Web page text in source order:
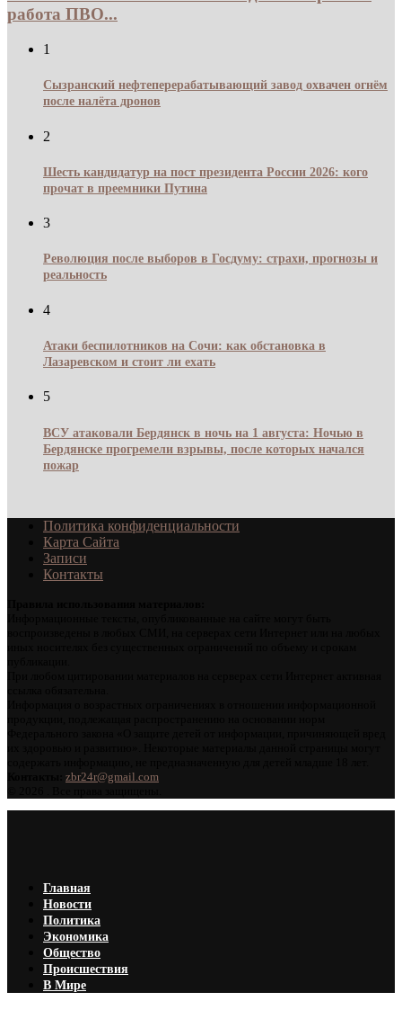
работа ПВО...
1
Сызранский нефтеперерабатывающий завод охвачен огнём
после налёта дронов
2
Шесть кандидатур на пост президента России 2026: кого
прочат в преемники Путина
3
Революция после выборов в Госдуму: страхи, прогнозы и
реальность
4
Атаки беспилотников на Сочи: как обстановка в
Лазаревском и стоит ли ехать
5
ВСУ атаковали Бердянск в ночь на 1 августа: Ночью в
Бердянске прогремели взрывы, после которых начался
пожар
Политика конфиденциальности
Карта Сайта
Записи
Контакты
zbr24r@gmail.com
Главная
Новости
Политика
Экономика
Общество
Происшествия
В Мире